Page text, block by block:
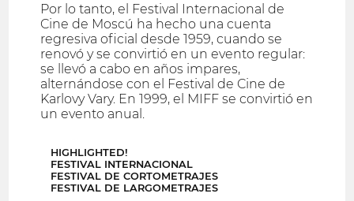
Por lo tanto, el Festival Internacional de
Cine de Moscú ha hecho una cuenta
regresiva oficial desde 1959, cuando se
renovó y se convirtió en un evento regular:
se llevó a cabo en años impares,
alternándose con el Festival de Cine de
Karlovy Vary. En 1999, el MIFF se convirtió en
un evento anual.
HIGHLIGHTED!
FESTIVAL INTERNACIONAL
FESTIVAL DE CORTOMETRAJES
FESTIVAL DE LARGOMETRAJES